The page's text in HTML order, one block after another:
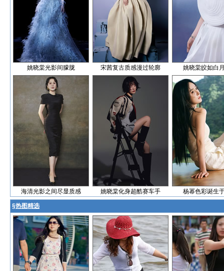
姚晓棠光影间朦胧 宋茜复古质感漫过轮廓 姚晓棠皎如白
海清光影之间尽显质感 姚晓棠化身超酷赛车手 杨幂色彩诞生
§热图精选